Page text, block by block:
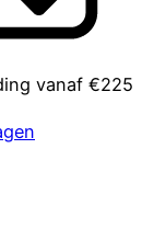
vanaf €225